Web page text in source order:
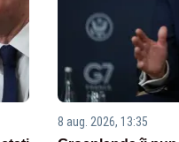
8 aug. 2026, 13:35